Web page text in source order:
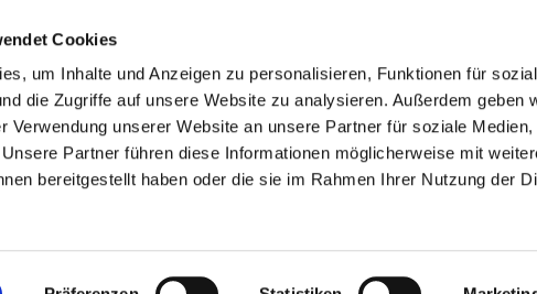
Cookies
um Inhalte und Anzeigen zu personalisieren, Funktionen für
die Zugriffe auf unsere Website zu analysieren. Außerdem geben
Verwendung unserer Website an unsere Partner für soziale Medien,
Partner führen diese Informationen möglicherweise mit
bereitgestellt haben oder die sie im Rahmen Ihrer Nutzung der
Impressum Datenschutzerklärung ChurchDesk-